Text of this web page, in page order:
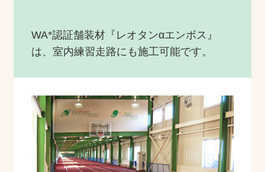
WA*認証舗装材『レオタンαエンボス』
は、室内練習走路にも施工可能です。